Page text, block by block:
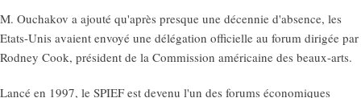
M. Ouchakov a ajouté qu'après presque une décennie d'absence, les
Etats-Unis avaient envoyé une délégation officielle au forum dirigée par
Rodney Cook, président de la Commission américaine des beaux-arts.
Lancé en 1997, le SPIEF est devenu l'un des forums économiques